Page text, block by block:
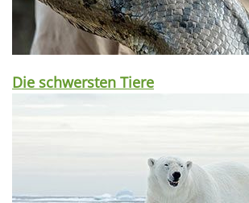
Die schwersten Tiere